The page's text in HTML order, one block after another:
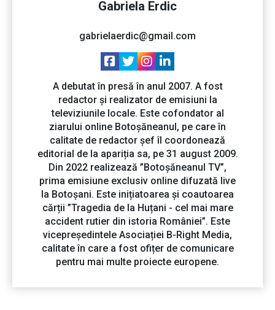
Gabriela Erdic
gabrielaerdic@gmail.com
A debutat în presă în anul 2007. A fost
redactor și realizator de emisiuni la
televiziunile locale. Este cofondator al
ziarului online Botoșăneanul, pe care în
calitate de redactor șef îl coordonează
editorial de la apariția sa, pe 31 august 2009.
Din 2022 realizează ”Botoșăneanul TV”,
prima emisiune exclusiv online difuzată live
la Botoșani. Este inițiatoarea și coautoarea
cărții ”Tragedia de la Huțani - cel mai mare
accident rutier din istoria României”. Este
vicepreședintele Asociației B-Right Media,
calitate în care a fost ofițer de comunicare
pentru mai multe proiecte europene.